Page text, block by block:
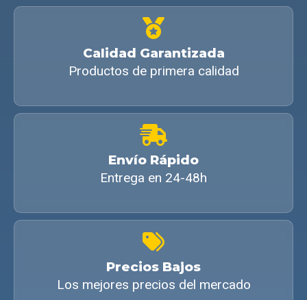
Calidad Garantizada
Productos de primera calidad
Envío Rápido
Entrega en 24-48h
Precios Bajos
Los mejores precios del mercado